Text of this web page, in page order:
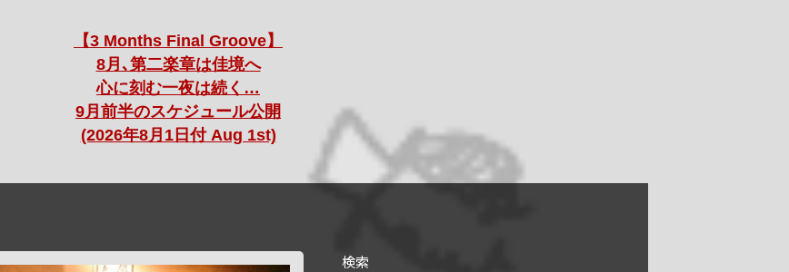
【3 Months Final Groove】
8月､第二楽章は佳境へ
心に刻む一夜は続く…
9月前半のスケジュール公開
(2026年8月1日付 Aug 1st)
検索